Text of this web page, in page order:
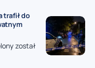
trafił do
został